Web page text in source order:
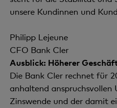
unsere Kundinnen und
Philipp Lejeune
CFO Bank Cler
Ausblick: Höherer
Die Bank Cler rechnet für
anhaltend
Zinswende und der damit